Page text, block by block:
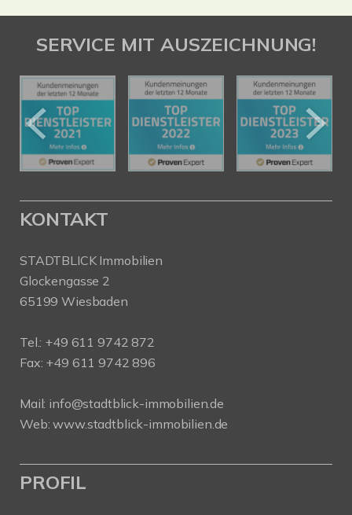
SERVICE MIT AUSZEICHNUNG!
KONTAKT
STADTBLICK Immobilien
Glockengasse 2
65199 Wiesbaden
Tel.: +49 611 9742 872
Fax: +49 611 9742 896
Mail: info@stadtblick-immobilien.de
Web:www.stadtblick-immobilien.de
PROFIL